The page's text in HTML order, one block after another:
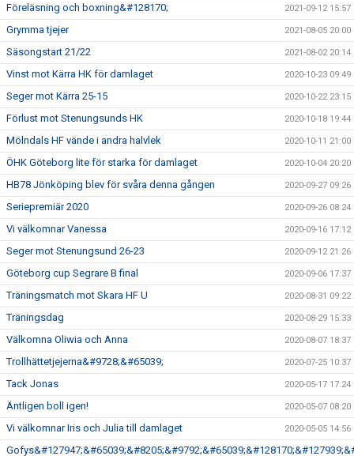
Föreläsning och boxning&#128170; 2021-09-12 15:57
Grymma tjejer 2021-08-05 20:00
Säsongstart 21/22 2021-08-02 20:14
Vinst mot Kärra HK för damlaget 2020-10-23 09:49
Seger mot Kärra 25-15 2020-10-22 23:15
Förlust mot Stenungsunds HK 2020-10-18 19:44
Mölndals HF vände i andra halvlek 2020-10-11 21:00
ÖHK Göteborg lite för starka för damlaget 2020-10-04 20:20
HB78 Jönköping blev för svåra denna gången 2020-09-27 09:26
Seriepremiär 2020 2020-09-26 08:24
Vi välkomnar Vanessa 2020-09-16 17:12
Seger mot Stenungsund 26-23 2020-09-12 21:26
Göteborg cup Segrare B final 2020-09-06 17:37
Träningsmatch mot Skara HF U 2020-08-31 09:22
Träningsdag 2020-08-29 15:33
Välkomna Oliwia och Anna 2020-08-07 18:37
Trollhättetjejerna&#9728;&#65039; 2020-07-25 10:37
Tack Jonas 2020-05-17 17:24
Äntligen boll igen! 2020-05-07 08:20
Vi välkomnar Iris och Julia till damlaget 2020-05-05 14:56